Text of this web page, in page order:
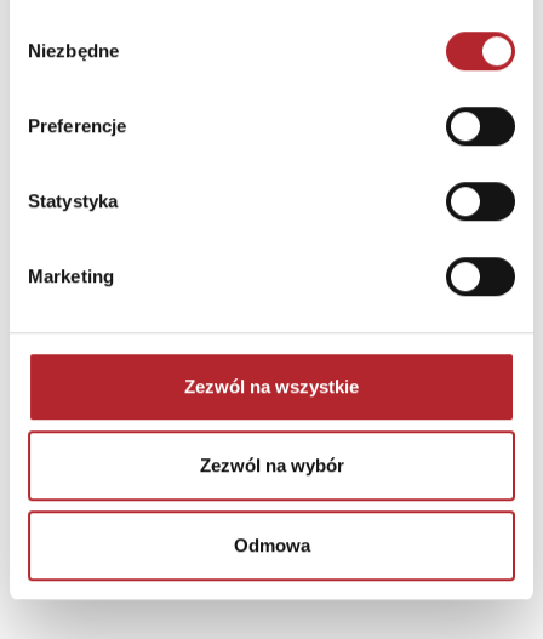
zgody
Niezbędne
Preferencje
Statystyka
Marketing
Zezwól na wszystkie
Zezwól na wybór
Odmowa
Brak danych